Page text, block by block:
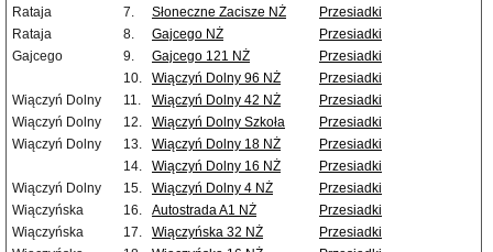
Rataja
7. Słoneczne Zacisze NŻ
Przesiadki
Rataja
8. Gajcego NŻ
Przesiadki
Gajcego
9. Gajcego 121 NŻ
Przesiadki
10.
Wiączyń Dolny 96 NŻ
Przesiadki
Wiączyń Dolny
11. Wiączyń Dolny 42 NŻ
Przesiadki
Wiączyń Dolny
12. Wiączyń Dolny Szkoła
Przesiadki
Wiączyń Dolny
13. Wiączyń Dolny 18 NŻ
Przesiadki
14.
Wiączyń Dolny 16 NŻ
Przesiadki
Wiączyń Dolny
15. Wiączyń Dolny 4 NŻ
Przesiadki
Wiączyńska
16. Autostrada A1 NŻ
Przesiadki
Wiączyńska
17. Wiączyńska 32 NŻ
Przesiadki